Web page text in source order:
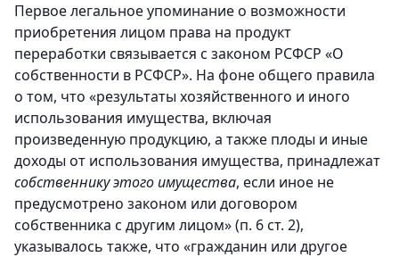
Первое легальное упоминание о возможности
приобретения лицом права на продукт
переработки связывается с законом РСФСР «О
собственности в РСФСР». На фоне общего правила
о том, что «результаты хозяйственного и иного
использования имущества, включая
произведенную продукцию, а также плоды и иные
доходы от использования имущества, принадлежат
собственнику этого имущества, если иное не
предусмотрено законом или договором
собственника с другим лицом» (п. 6 ст. 2),
указывалось также, что «гражданин или другое